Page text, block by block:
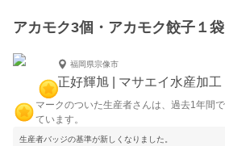
アカモク3個・アカモク餃子１
福岡県宗像市
正好輝旭 | マサエイ水産加工
マークのついた生産者さんは、過去1年間
ています。
生産者バッジの基準が新しくなりました。